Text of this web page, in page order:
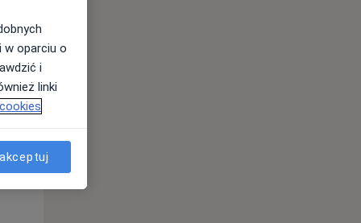
Śr,
12 Sie
w oparciu o
i
linki